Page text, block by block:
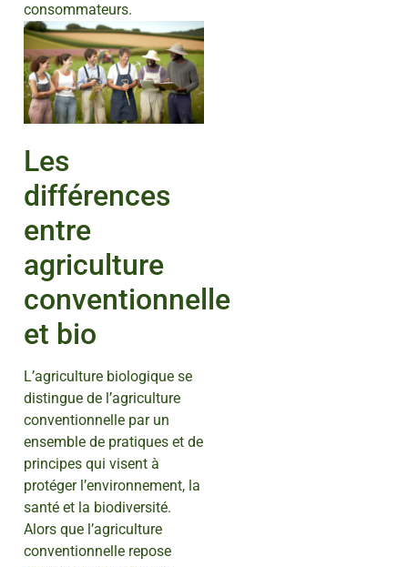
consommateurs.
Les
différences
entre
agriculture
conventionnelle
et bio
L’agriculture biologique se
distingue de l’agriculture
conventionnelle par un
ensemble de pratiques et de
principes qui visent à
protéger l’environnement, la
santé et la biodiversité.
Alors que l’agriculture
conventionnelle repose